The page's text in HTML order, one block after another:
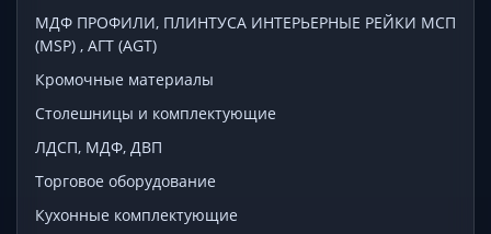
МДФ ПРОФИЛИ, ПЛИНТУСА ИНТЕРЬЕРНЫЕ РЕЙКИ МСП
(MSP) , АГТ (AGT)
Кромочные материалы
Столешницы и комплектующие
ЛДСП, МДФ, ДВП
Торговое оборудование
Кухонные комплектующие